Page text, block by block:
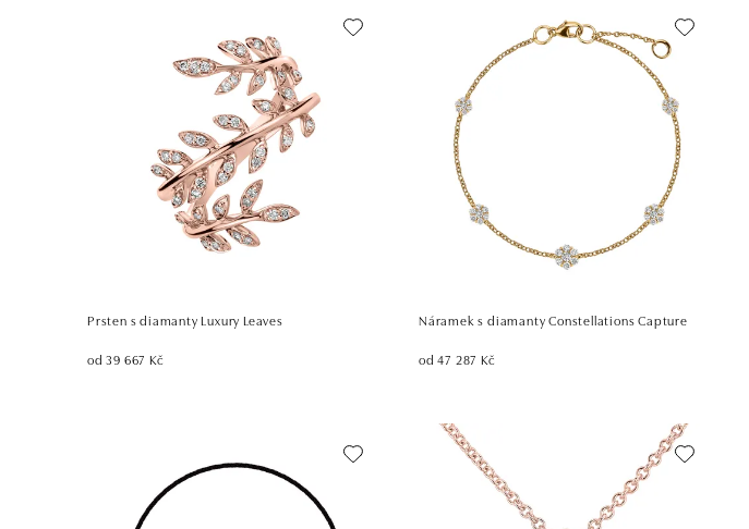
Prsten s diamanty Luxury Leaves
od 39 667 Kč
Náramek s diamanty Constellations Capture
od 47 287 Kč